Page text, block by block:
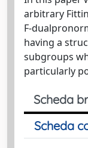
arbitrary
F-
having a
subgroups
particularly
Scheda
Scheda